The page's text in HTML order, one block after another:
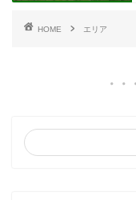
HOME エリア